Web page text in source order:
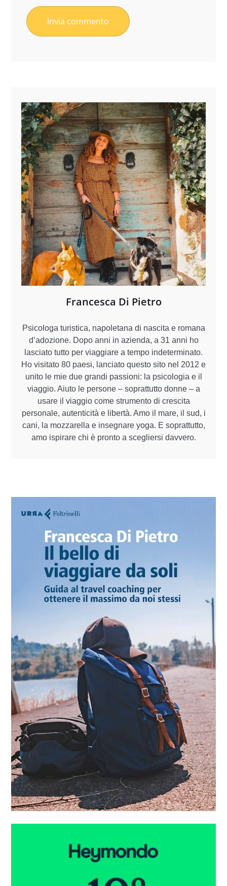
Francesca Di Pietro
Psicologa turistica, napoletana di nascita e romana
d’adozione. Dopo anni in azienda, a 31 anni ho
lasciato tutto per viaggiare a tempo indeterminato.
Ho visitato 80 paesi, lanciato questo sito nel 2012 e
unito le mie due grandi passioni: la psicologia e il
viaggio. Aiuto le persone – soprattutto donne – a
usare il viaggio come strumento di crescita
personale, autenticità e libertà. Amo il mare, il sud, i
cani, la mozzarella e insegnare yoga. E soprattutto,
amo ispirare chi è pronto a scegliersi davvero.